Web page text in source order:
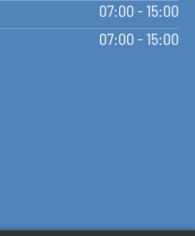
07:00 - 15:00
07:00 - 15:00